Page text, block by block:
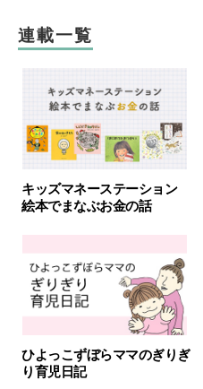
連載一覧
キッズマネーステーション
絵本でまなぶお金の話
ひよっこずぼらママのぎりぎ
り育児日記